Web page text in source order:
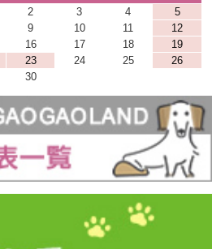
2 3 4
5
9 10 11
12
16 17 18
19
23 24 25
26
30